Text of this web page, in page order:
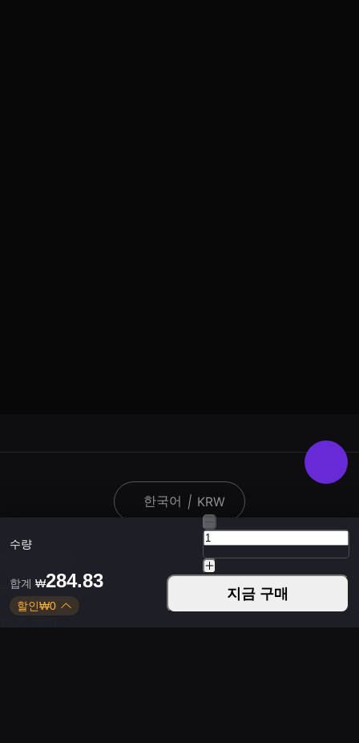
수량
합계 ₩284.83
할인₩0
지금 구매
한국어 | KRW
자주 묻는 질문
인기 게임